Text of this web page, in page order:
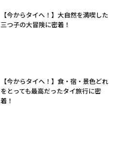
【今からタイへ！】大自然を満喫した
三つ子の大冒険に密着！
【今からタイへ！】食・宿・景色どれ
をとっても最高だったタイ旅行に密
着！